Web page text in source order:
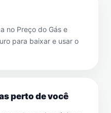
no Preço do Gás e
para baixar e usar o
perto de você